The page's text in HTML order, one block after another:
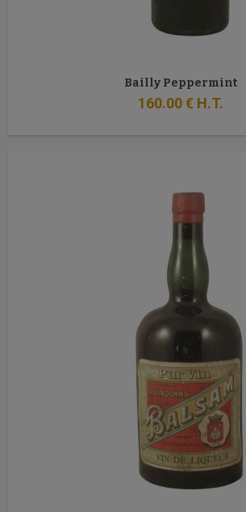
Bailly Peppermint
160.00€ H.T.